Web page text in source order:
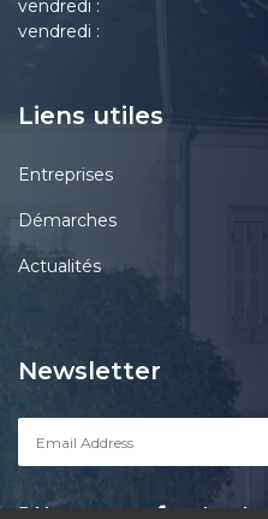
vendredi :
vendredi :
Liens utiles
Entreprises
Démarches
Actualités
Newsletter